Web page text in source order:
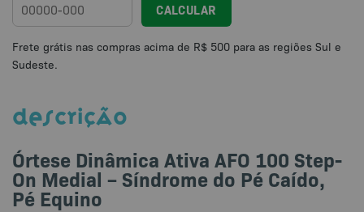
CALCULAR
DESCRIÇÃO
Órtese Dinâmica Ativa AFO 100 Step-
On Medial – Síndrome do Pé Caído,
Pé Equino